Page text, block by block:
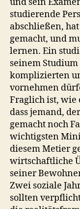
studierende
abschließen,
gemacht, und
lernen. Ein
seinem
komplizierten
vornehmen
Fraglich ist, wie
dass jemand,
gemacht noch
wichtigsten
diesem Metier
wirtschaftliche
seiner
Zwei soziale
sollten